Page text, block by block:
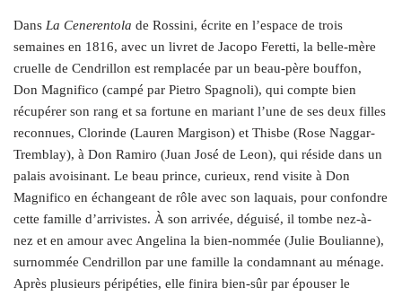
Dans La Cenerentola de Rossini, écrite en l’espace de trois
semaines en 1816, avec un livret de Jacopo Feretti, la belle-mère
cruelle de Cendrillon est remplacée par un beau-père bouffon,
Don Magnifico (campé par Pietro Spagnoli), qui compte bien
récupérer son rang et sa fortune en mariant l’une de ses deux filles
reconnues, Clorinde (Lauren Margison) et Thisbe (Rose Naggar-
Tremblay), à Don Ramiro (Juan José de Leon), qui réside dans un
palais avoisinant. Le beau prince, curieux, rend visite à Don
Magnifico en échangeant de rôle avec son laquais, pour confondre
cette famille d’arrivistes. À son arrivée, déguisé, il tombe nez-à-
nez et en amour avec Angelina la bien-nommée (Julie Boulianne),
surnommée Cendrillon par une famille la condamnant au ménage.
Après plusieurs péripéties, elle finira bien-sûr par épouser le